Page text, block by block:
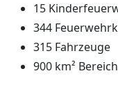
15
344
315 Fahrzeuge
900 km² Bereich